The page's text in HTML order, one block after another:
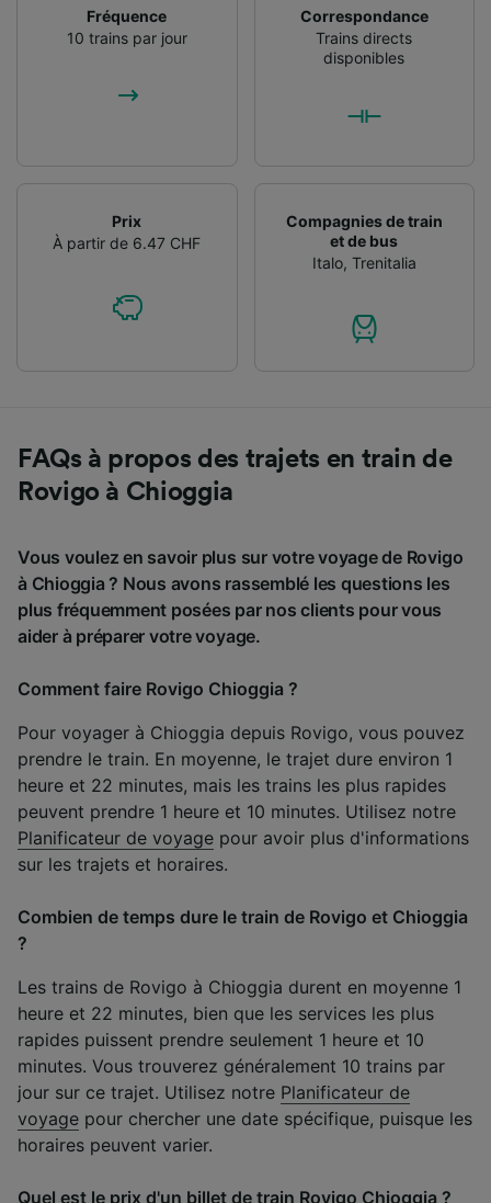
Fréquence
10 trains par jour
Correspondance
Trains directs
disponibles
Prix
À partir de 6.47 CHF
Compagnies de train
et de bus
Italo, Trenitalia
FAQs à propos des trajets en train de
Rovigo à Chioggia
Vous voulez en savoir plus sur votre voyage de Rovigo
à Chioggia ? Nous avons rassemblé les questions les
plus fréquemment posées par nos clients pour vous
aider à préparer votre voyage.
Comment faire Rovigo Chioggia ?
Pour voyager à Chioggia depuis Rovigo, vous pouvez
prendre le train. En moyenne, le trajet dure environ 1
heure et 22 minutes, mais les trains les plus rapides
peuvent prendre 1 heure et 10 minutes. Utilisez notre
Planificateur de voyage pour avoir plus d'informations
sur les trajets et horaires.
Combien de temps dure le train de Rovigo et Chioggia
?
Les trains de Rovigo à Chioggia durent en moyenne 1
heure et 22 minutes, bien que les services les plus
rapides puissent prendre seulement 1 heure et 10
minutes. Vous trouverez généralement 10 trains par
jour sur ce trajet. Utilisez notre Planificateur de
voyage pour chercher une date spécifique, puisque les
horaires peuvent varier.
Quel est le prix d'un billet de train Rovigo Chioggia ?